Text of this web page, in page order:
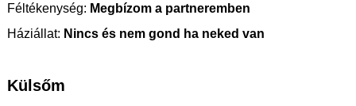
Féltékenység: Megbízom a partneremben
Háziállat: Nincs és nem gond ha neked van
Külsőm